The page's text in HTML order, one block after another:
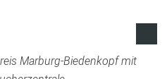
Marburg-Biedenkopf mit